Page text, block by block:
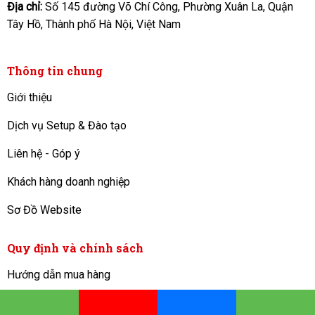
Địa chỉ: Số 145 đường Võ Chí Công, Phường Xuân La, Quận
Tây Hồ, Thành phố Hà Nội, Việt Nam
Thông tin chung
Giới thiệu
Dịch vụ Setup & Đào tạo
Liên hệ - Góp ý
Khách hàng doanh nghiệp
Sơ Đồ Website
Quy định và chính sách
Hướng dẫn mua hàng